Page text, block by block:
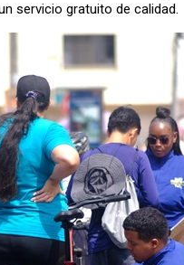
servicio gratuito de calidad.